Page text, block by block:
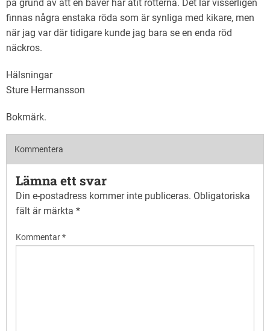
på grund av att en bäver har ätit rötterna. Det lär visserligen
finnas några enstaka röda som är synliga med kikare, men
när jag var där tidigare kunde jag bara se en enda röd
näckros.
Hälsningar
Sture Hermansson
Bokmärk.
Kommentera
Lämna ett svar
Din e-postadress kommer inte publiceras. Obligatoriska
fält är märkta *
Kommentar*